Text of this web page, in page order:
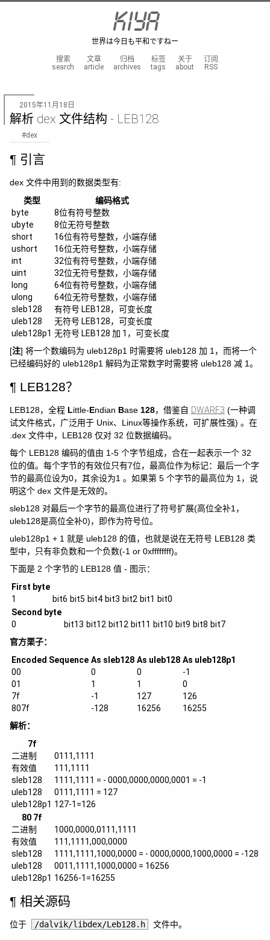
kiya
世界は今日も平和ですねー
搜索
search
文章
article
归档
archives
标签
tags
关于
about
订阅
RSS
2015年11月18日
解析 dex 文件结构 - LEB128
dex
引言
dex 文件中用到的数据类型有:
类型
编码格式
byte
8位有符号整数
ubyte
8位无符号整数
short
16位有符号整数，小端存储
ushort
16位无符号整数，小端存储
int
32位有符号整数，小端存储
uint
32位无符号整数，小端存储
long
64位有符号整数，小端存储
ulong
64位无符号整数，小端存储
sleb128
有符号 LEB128，可变长度
uleb128
无符号 LEB128，可变长度
uleb128p1 无符号 LEB128 加 1，可变长度
[注] 将一个数编码为 uleb128p1 时需要将 uleb128 加 1，而将一个
已经编码好的 uleb128p1 解码为正常数字时需要将 uleb128 减 1。
LEB128？
LEB128，全程 Little-Endian Base 128，借鉴自 DWARF3 (一种调
试文件格式，广泛用于 Unix、Linux等操作系统，可扩展性强) 。在
.dex 文件中，LEB128 仅对 32 位数据编码。
每个 LEB128 编码的值由 1-5 个字节组成，合在一起表示一个 32
位的值。每个字节的有效位只有7位，最高位作为标记：最后一个字
节的最高位设为0，其余设为1 。如果第 5 个字节的最高位为 1，说
明这个 dex 文件是无效的。
sleb128 对最后一个字节的最高位进行了符号扩展(高位全补1，
uleb128是高位全补0)，即作为符号位。
uleb128p1 + 1 就是 uleb128 的值，也就是说在无符号 LEB128 类
型中，只有非负数和一个负数(-1 or 0xffffffff)。
下面是 2 个字节的 LEB128 值 - 图示：
First byte
1
bit6 bit5 bit4 bit3 bit2 bit1 bit0
Second byte
0
bit13 bit12 bit12 bit11 bit10 bit9 bit8 bit7
官方栗子：
Encoded Sequence As sleb128 As uleb128 As uleb128p1
00
0 0
-1
01
1 1
0
7f
-1 127
126
807f
-128 16256
16255
解析：
7f
二进制
0111,1111
有效值
111,1111
sleb128
1111,1111 = - 0000,0000,0000,0001 = -1
uleb128
0111,1111 = 127
uleb128p1 127-1=126
80 7f
二进制
1000,0000,0111,1111
有效值
111,1111,000,0000
sleb128
1111,1111,1000,0000 = - 0000,0000,1000,0000 = -128
uleb128
0011,1111,1000,0000 = 16256
uleb128p1 16256-1=16255
相关源码
位于 /dalvik/libdex/Leb128.h 文件中。